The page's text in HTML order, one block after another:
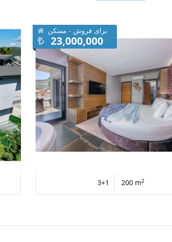
برای فروش - مسکن
23,000,000
3+1 200 m2